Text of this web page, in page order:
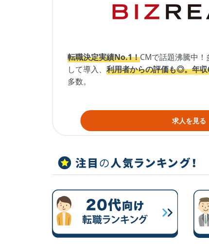
転職決定実績No.1！CMで話題沸騰中
して導入、 利用者からの評価も◎。年
多数。
求人を見る